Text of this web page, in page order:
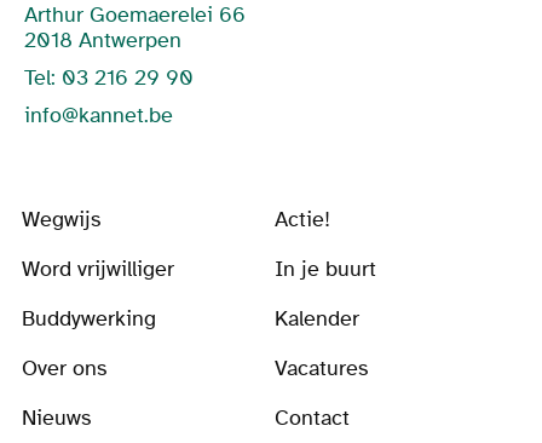
Arthur Goemaerelei 66
2018 Antwerpen
Tel: 03 216 29 90
info@kannet.be
Wegwijs
Actie!
Word vrijwilliger
In je buurt
Buddywerking
Kalender
Over ons
Vacatures
Nieuws
Contact